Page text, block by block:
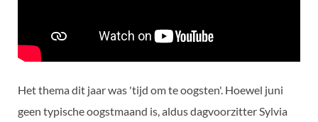
Het thema dit jaar was 'tijd om te oogsten'. Hoewel juni
geen typische oogstmaand is, aldus dagvoorzitter Sylvia